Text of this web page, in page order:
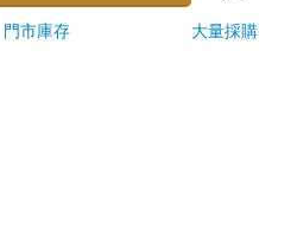
，以免受騙上當！
門市庫存 大量採購